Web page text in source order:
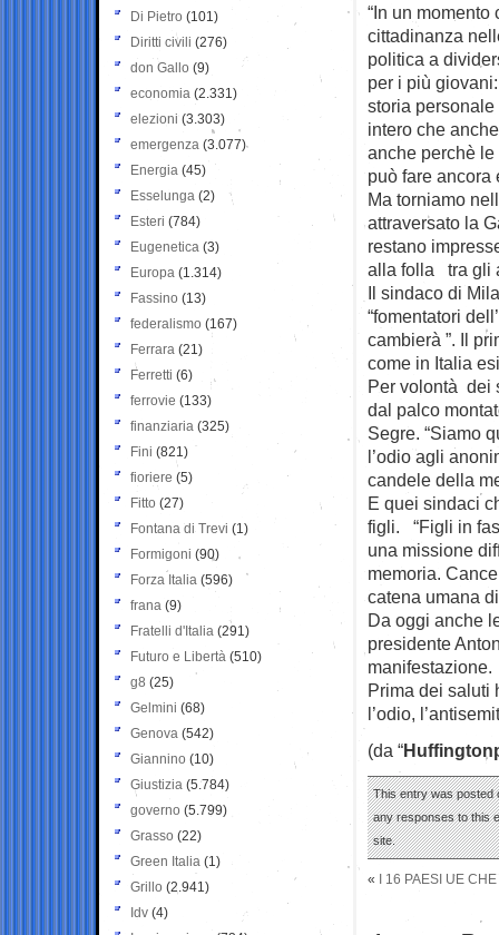
“In un
cittadinanza
politica a
per i più
storia
intero che
anche perchè
può fare ancora
Ma torniamo
attraversato la
restano
alla folla tra gli
Il sindaco di
“fomentatori
cambierà ”. Il
come in Italia
Per volontà dei
dal palco
Segre. “Siamo
l’odio agli
candele della
E quei sindaci
figli. “Figli in
una missione
memoria.
catena umana
Da oggi anche
presidente
manifestazione.
Prima dei saluti
l’odio,
(da “
This entry was posted
any responses to this
site.
« I 16 PAESI UE
Di Pietro (101)
Diritti civili (276)
don Gallo (9)
economia (2.331)
elezioni (3.303)
emergenza (3.077)
Energia (45)
Esselunga (2)
Esteri (784)
Eugenetica (3)
Europa (1.314)
Fassino (13)
federalismo (167)
Ferrara (21)
Ferretti (6)
ferrovie (133)
finanziaria (325)
Fini (821)
fioriere (5)
Fitto (27)
Fontana di Trevi (1)
Formigoni (90)
Forza Italia (596)
frana (9)
Fratelli d'Italia (291)
Futuro e Libertà (510)
g8 (25)
Gelmini (68)
Genova (542)
Giannino (10)
Giustizia (5.784)
governo (5.799)
Grasso (22)
Green Italia (1)
Grillo (2.941)
Idv (4)